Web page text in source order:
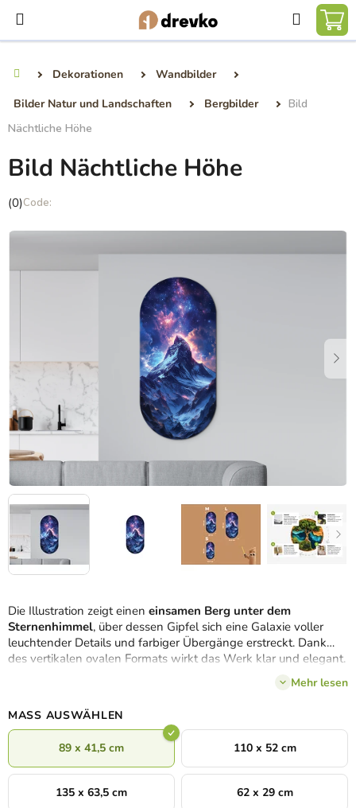
Inhalt
springen
Suchen
Dekorationen
Wandbilder
Bilder Natur und Landschaften
Bergbilder
Bild
Nächtliche Höhe
Die Illustration zeigt einen einsamen Berg unter dem
Sternenhimmel, über dessen Gipfel sich eine Galaxie voller
leuchtender Details und farbiger Übergänge erstreckt. Dank
des vertikalen ovalen Formats wirkt das Werk klar und elegant.
Es verbindet die Schönheit der Natur mit den Geheimnissen des
Universums und strahlt gleichzeitig Ruhe und Unendlichkeit
Mehr lesen
MASS AUSWÄHLEN
89 x 41,5 cm 110 x 52 cm
135 x 63,5 cm 62 x 29 cm
Bild Nächtliche Höhe
Die
Produktbewertung
(0)